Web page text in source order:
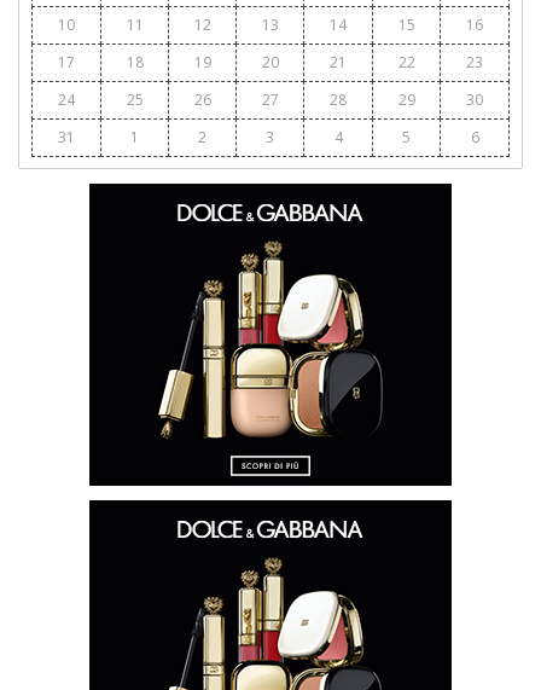
10
11 12 13 14 15
16
17
18 19 20 21 22
23
24
25 26 27 28 29
30
31
1 2 3 4 5 6